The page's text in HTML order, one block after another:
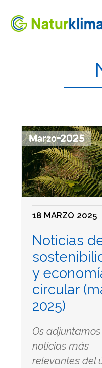
Ir a los contenidos
18 MARZO 2025
Noticias
y
circular
2025)
Os
noticias más
relevantes del